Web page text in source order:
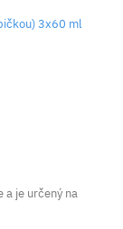
3x60 ml
a je určený na